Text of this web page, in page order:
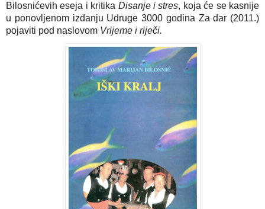
Bilosnićevih eseja i kritika Disanje i stres, koja će se kasnije
u ponovljenom izdanju Udruge 3000 godina Za dar (2011.)
pojaviti pod naslovom Vrijeme i riječi.